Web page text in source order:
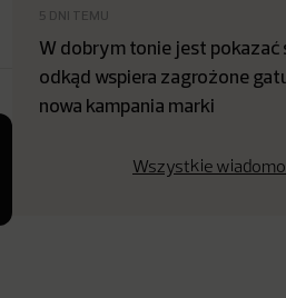
5 DNI TEMU
W dobrym tonie jest pokazać
odkąd wspiera zagrożone
nowa kampania marki
Wszystkie